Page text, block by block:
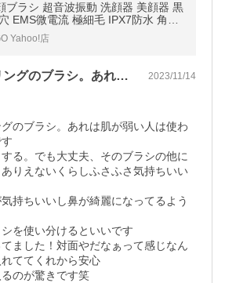
ブラシ 超音波振動 洗顔器 美顔器 黒
EMS微電流 極細毛 IPX7防水 角質
ボディ 回転式 ホワイト ((S
Yahoo!店
写真のあの青いリングのブラシ。あれは肌… 2023/11/14
のブラシ。あれは肌が弱い人は使わ
る。でも大丈夫、そのブラシの他に
りえないくらしふさふさ気持ちいい
持ちいいし鼻が綺麗になってるよう
を使い分けるといいです
ました！対面やだなぁって感じなん
ててくれから安心
のが驚きです笑